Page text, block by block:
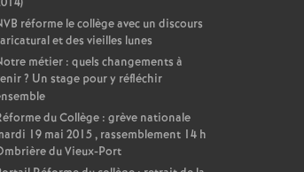
réforme le collège avec un discours
et des vieilles lunes
métier : quels changements à
? Un stage pour y réfléchir
du Collège : grève nationale
19 mai 2015 , rassemblement 14 h
du Vieux-Port